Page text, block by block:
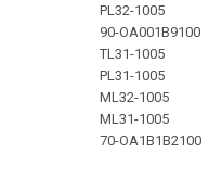
PL32-1005
90-OA001B9100
TL31-1005
PL31-1005
ML32-1005
ML31-1005
70-OA1B1B2100